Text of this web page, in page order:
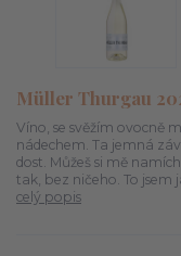
Müller Thurgau
Víno, se svěžím ovocně
nádechem. Ta jemná
dost. Můžeš si mě
tak, bez ničeho. To jsem
celý popis